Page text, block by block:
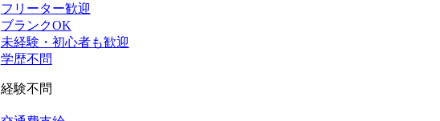
フリーター歓迎
ブランクOK
未経験・初心者も歓迎
学歴不問
経験不問